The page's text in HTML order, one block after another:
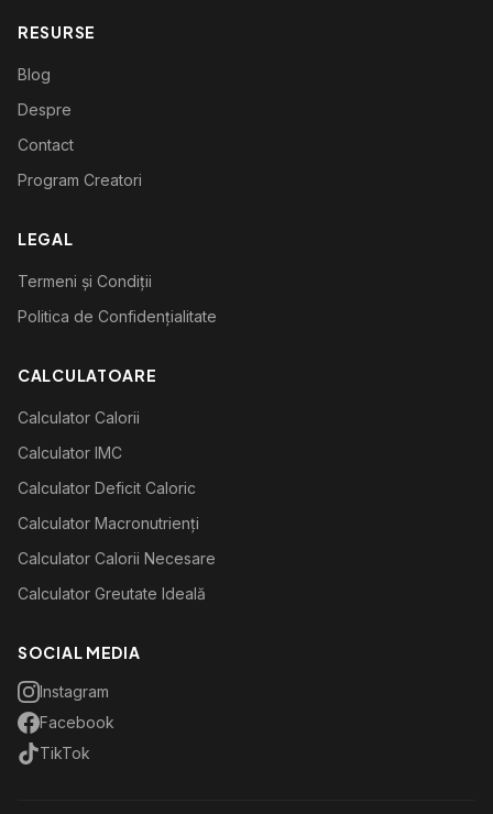
RESURSE
Blog
Despre
Contact
Program Creatori
LEGAL
Termeni și Condiții
Politica de Confidențialitate
CALCULATOARE
Calculator Calorii
Calculator IMC
Calculator Deficit Caloric
Calculator Macronutrienți
Calculator Calorii Necesare
Calculator Greutate Ideală
SOCIAL MEDIA
Instagram
Facebook
TikTok